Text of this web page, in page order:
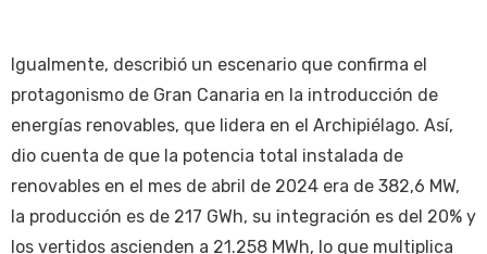
Igualmente, describió un escenario que confirma el
protagonismo de Gran Canaria en la introducción de
energías renovables, que lidera en el Archipiélago. Así,
dio cuenta de que la potencia total instalada de
renovables en el mes de abril de 2024 era de 382,6 MW,
la producción es de 217 GWh, su integración es del 20% y
los vertidos ascienden a 21.258 MWh, lo que multiplica